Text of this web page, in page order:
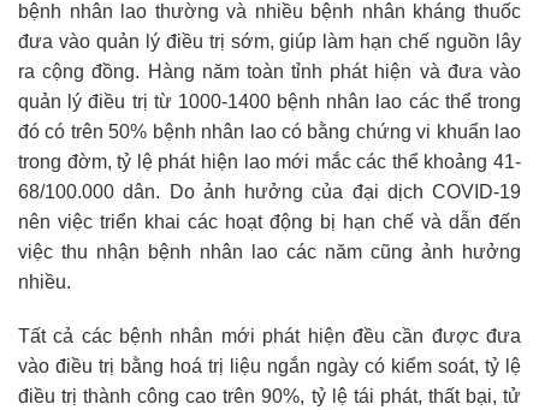
bệnh nhân lao thường và nhiều bệnh nhân kháng thuốc
đưa vào quản lý điều trị sớm, giúp làm hạn chế nguồn lây
ra cộng đồng. Hàng năm toàn tỉnh phát hiện và đưa vào
quản lý điều trị từ 1000-1400 bệnh nhân lao các thể trong
đó có trên 50% bệnh nhân lao có bằng chứng vi khuẩn lao
trong đờm, tỷ lệ phát hiện lao mới mắc các thể khoảng 41-
68/100.000 dân. Do ảnh hưởng của đại dịch COVID-19
nên việc triển khai các hoạt động bị hạn chế và dẫn đến
việc thu nhận bệnh nhân lao các năm cũng ảnh hưởng
nhiều.
Tất cả các bệnh nhân mới phát hiện đều cần được đưa
vào điều trị bằng hoá trị liệu ngắn ngày có kiểm soát, tỷ lệ
điều trị thành công cao trên 90%, tỷ lệ tái phát, thất bại, tử